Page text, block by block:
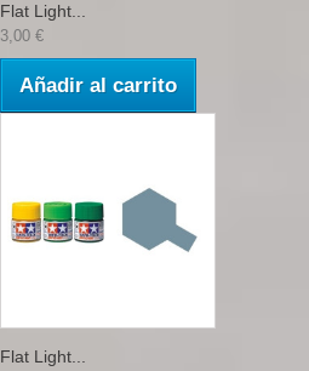
Flat Light...
3,00 €
Añadir al carrito
Flat Light...